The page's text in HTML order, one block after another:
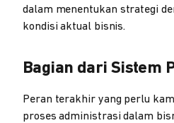
dalam menentukan strategi
kondisi aktual bisnis.
Bagian dari Sistem
Peran terakhir yang perlu
proses administrasi dalam